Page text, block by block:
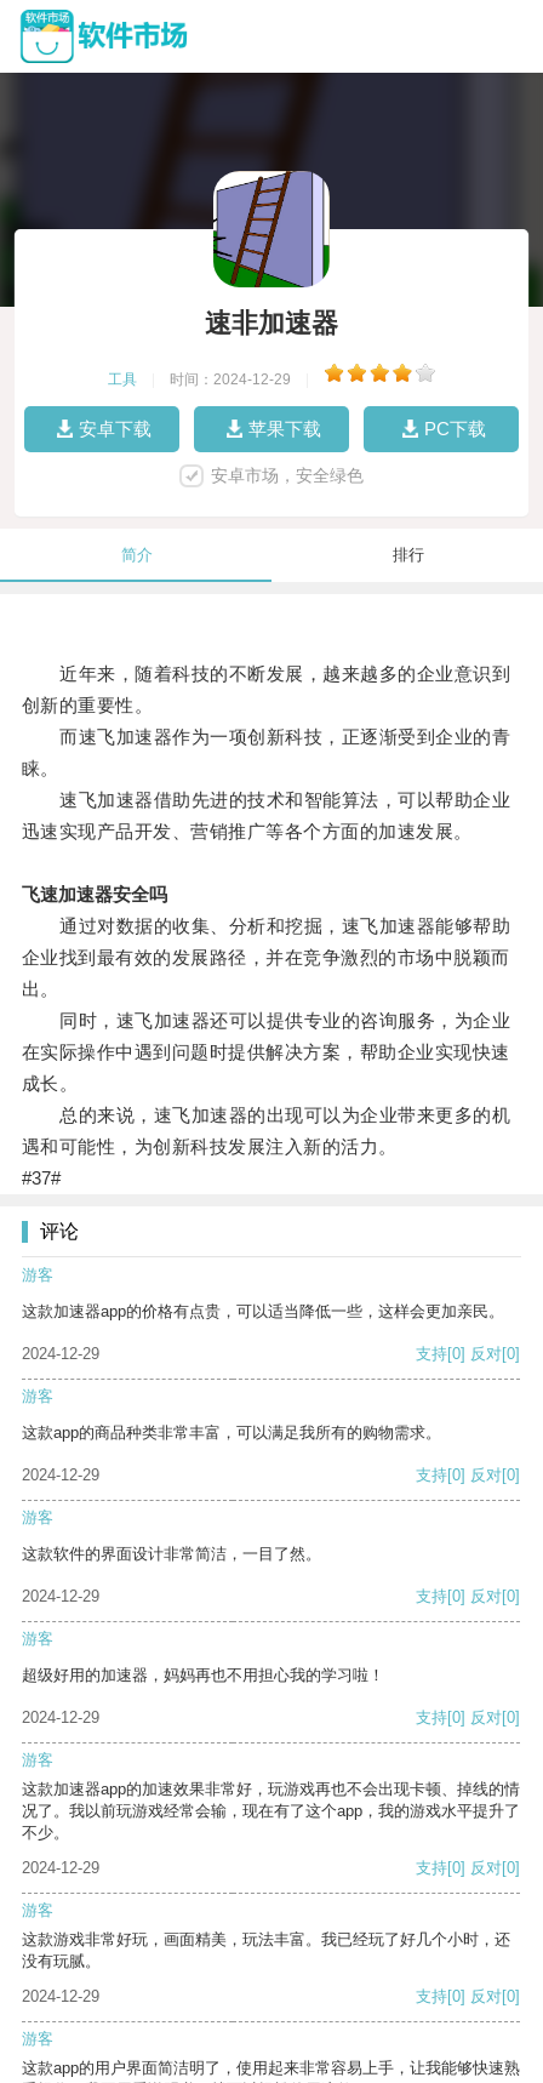
速非加速器
工具 时间：2024-12-29
安卓下载 苹果下载 PC下载
安卓市场，安全绿色
简介 排行
近年来，随着科技的不断发展，越来越多的企业意识到
创新的重要性。
而速飞加速器作为一项创新科技，正逐渐受到企业的青
睐。
速飞加速器借助先进的技术和智能算法，可以帮助企业
迅速实现产品开发、营销推广等各个方面的加速发展。
飞速加速器安全吗
通过对数据的收集、分析和挖掘，速飞加速器能够帮助
企业找到最有效的发展路径，并在竞争激烈的市场中脱颖而
出。
同时，速飞加速器还可以提供专业的咨询服务，为企业
在实际操作中遇到问题时提供解决方案，帮助企业实现快速
成长。
总的来说，速飞加速器的出现可以为企业带来更多的机
遇和可能性，为创新科技发展注入新的活力。
#37#
评论
游客
这款加速器app的价格有点贵，可以适当降低一些，这样会更加亲民。
2024-12-29 支持[0] 反对[0]
游客
这款app的商品种类非常丰富，可以满足我所有的购物需求。
2024-12-29 支持[0] 反对[0]
游客
这款软件的界面设计非常简洁，一目了然。
2024-12-29 支持[0] 反对[0]
游客
超级好用的加速器，妈妈再也不用担心我的学习啦！
2024-12-29 支持[0] 反对[0]
游客
这款加速器app的加速效果非常好，玩游戏再也不会出现卡顿、掉线的情
况了。我以前玩游戏经常会输，现在有了这个app，我的游戏水平提升了
不少。
2024-12-29
支持[0] 反对[0]
游客
这款游戏非常好玩，画面精美，玩法丰富。我已经玩了好几个小时，还
没有玩腻。
2024-12-29
支持[0] 反对[0]
游客
这款app的用户界面简洁明了，使用起来非常容易上手，让我能够快速熟